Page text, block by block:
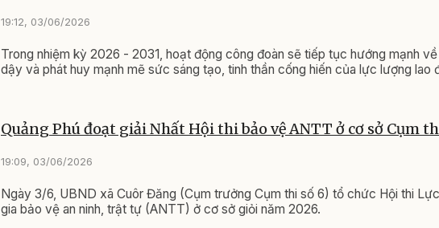
19:12, 03/06/2026
Trong nhiệm kỳ 2026 - 2031, hoạt động công đoàn sẽ tiếp tục hướng mạnh
dậy và phát huy mạnh mẽ sức sáng tạo, tinh thần cống hiến của lực lượng lao
Quảng Phú đoạt giải Nhất Hội thi bảo vệ ANTT ở cơ sở Cụm
19:09, 03/06/2026
Ngày 3/6, UBND xã Cuôr Đăng (Cụm trưởng Cụm thi số 6) tổ chức Hội thi
gia bảo vệ an ninh, trật tự (ANTT) ở cơ sở giỏi năm 2026.